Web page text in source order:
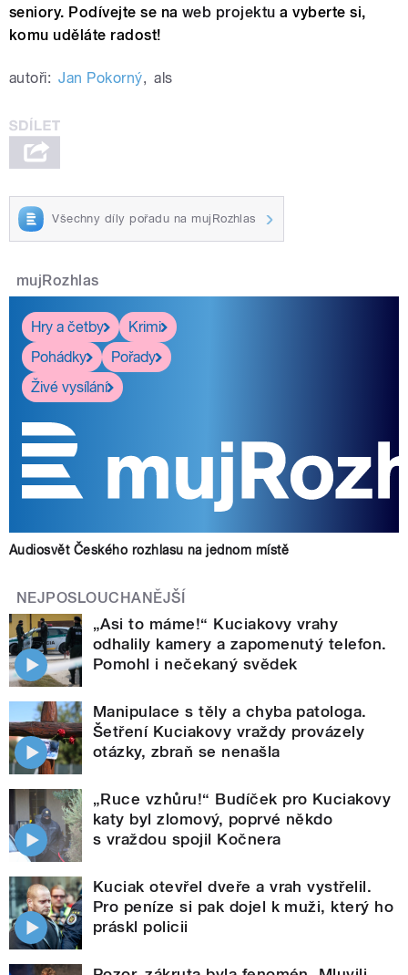
seniory. Podívejte se na web projektu a vyberte si,
komu uděláte radost!
autoři: Jan Pokorný, als
Všechny díly pořadu na mujRozhlas
mujRozhlas
Hry a četby
Krimi
Pohádky
Pořady
Živé vysílání
Audiosvět Českého rozhlasu na jednom místě
NEJPOSLOUCHANĚJŠÍ
„Asi to máme!“ Kuciakovy vrahy
odhalily kamery a zapomenutý telefon.
Pomohl i nečekaný svědek
Manipulace s těly a chyba patologa.
Šetření Kuciakovy vraždy provázely
otázky, zbraň se nenašla
„Ruce vzhůru!“ Budíček pro Kuciakovy
katy byl zlomový, poprvé někdo
s vraždou spojil Kočnera
Kuciak otevřel dveře a vrah vystřelil.
Pro peníze si pak dojel k muži, který ho
práskl policii